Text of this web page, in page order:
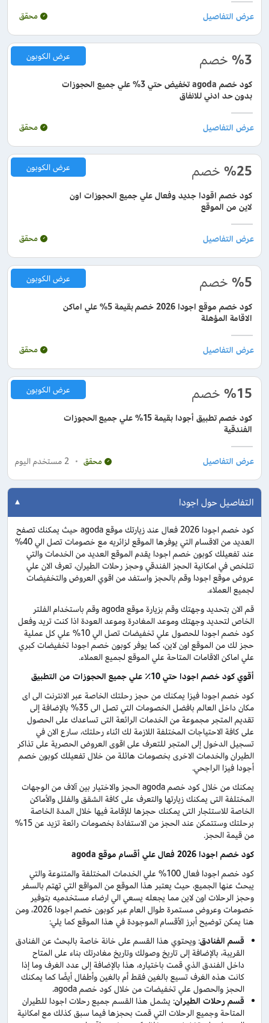
محقق
%3 خصم
كود خصم agoda تخفيض حتي 3% علي جميع الحجوزات
بدون حد ادني للانفاق
عرض الكوبون
محقق
%25 خصم
كود خصم اقودا جديد وفعال علي جميع الحجوزات اون
لاين من الموقع
عرض الكوبون
محقق
%5 خصم
كود خصم موقع اجودا 2026 خصم بقيمة 5% علي اماكن
الاقامة المؤهلة
عرض الكوبون
محقق
%15 خصم
كود خصم تطبيق أجودا بقيمة 15% علي جميع الحجوزات
الفندقية
عرض الكوبون
محقق 2 مستخدم اليوم
التفاصيل حول اجودا
كود خصم اجودا 2026 فعال عند زيارتك موقع agoda حيث يمكنك تصفح
العديد من الاقسام التي يوفرها الموقع لزائريه مع خصومات تصل الي 40%
عند تفعيلك كوبون خصم اجودا يقدم الموقع العديد من الخدمات والتي
تتلخص في امكانية الحجز الفندقي وحجز رحلات الطيران، تعرف الان علي
عروض موقع اجودا وقم بالحجز واستفد من اقوي العروض والتخفيضات
لجميع العملاء.
قم الان بتحديد وجهتك وقم بزيارة موقع agoda وقم باستخدام الفلتر
الخاص لتحديد وجهتك وموعد المغادرة وموعد العودة اذا كنت تريد وفعل
كود خصم اجودا للحصول علي تخفيضات تصل الي 10% علي كل عملية
حجز لك من الموقع اون لاين، كما يوفر كوبون خصم اجودا تخفيضات كبري
علي اماكن الاقامات المتاحة علي الموقع لجميع العملاء.
أقوي كود خصم اجودا حتي 10٪ علي جميع الحجوزات من التطبيق
كود خصم اجودا فيزا يمكنك من حجز رحلتك الخاصة عبر الانترنت الى اى
مكان داخل العالم بافضل الخصومات التي تصل الى 35% بالإضافة إلى
تقديم المتجر مجموعة من الخدمات الرائعة التى تساعدك على الحصول
على كافة الاحتياجات المختلفة اللازمة لك اثناء رحلتك، سارع الان في
تسجيل الدخول إلى المتجر للتعرف على اقوى العروض الحصرية على تذاكر
الطيران والخدمات الاخرى بخصومات هائلة من خلال تفعيلك كوبون خصم
أجودا فيزا الراجحي.
يمكنك من خلال كود خصم agoda الحجز والاختيار بين آلاف من الوجهات
المختلفة التى يمكنك زيارتها والتعرف على كافة الشقق والفلل والأماكن
الخاصة للاستئجار التى يمكنك حجزها للإقامة فيها خلال المدة الخاصة
برحلتك وستتمكن عند الحجز من الاستفادة بخصومات رائعة تزيد عن 15%
من قيمة الحجز.
كود خصم اجودا 2026 فعال علي أقسام موقع agoda
كود خصم اجودا فعال 100% علي الخدمات المختلفة والمتنوعة والتي
يبحث عنها الجميع، حيث يعتبر هذا الموقع من المواقع التي تهتم بالسفر
وحجز الرحلات اون لاين مما يجعله يسعي الي ارضاء مستخدميه بتوفير
خصومات وعروض مستمرة طوال العام عبر كوبون خصم اجودا 2026، ومن
هنا يمكن توضيح أبرز الأقسام الموجودة في هذا الموقع كما يلي:
قسم الفنادق: ويحتوي هذا القسم على خانة خاصة بالبحث عن الفنادق
القريبة، بالإضافة إلى تاريخ وصولك وتاريخ مغادرتك بناء على المتاح
داخل الفندق الذي قمت باختياره، هذا بالإضافة إلى عدد الغرف وما إذا
كانت هذه الغرف تسيع بالغين فقط أم بالغين وأطفال أيضًا كما يمكنك
الحجز والحصول علي تخفيضات من خلال كود خصم agoda.
قسم رحلات الطيران: يشمل هذا القسم جميع رحلات اجودا للطيران
المتاحة وجميع الرحلات التي قمت بحجزها فيما سبق كذلك مع امكانية